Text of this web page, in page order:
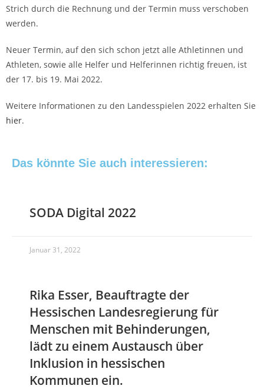
Strich durch die Rechnung und der Termin muss verschoben
werden.
Neuer Termin, auf den sich schon jetzt alle Athletinnen und
Athleten, sowie alle Helfer und Helferinnen richtig freuen, ist
der 17. bis 19. Mai 2022.
Weitere Informationen zu den Landesspielen 2022 erhalten Sie
hier.
Das könnte Sie auch interessieren:
SODA Digital 2022
Januar 31, 2022
Rika Esser, Beauftragte der
Hessischen Landesregierung für
Menschen mit Behinderungen,
lädt zu einem Austausch über
Inklusion in hessischen
Kommunen ein.